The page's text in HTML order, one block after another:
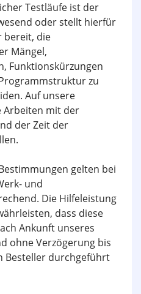
Testläufe ist der
oder stellt hierfür
bereit, die
Mängel,
Funktionskürzungen
zu
Auf unsere
Arbeiten mit der
der Zeit der
gelten bei
und
Die Hilfeleistung
dass diese
Ankunft unseres
ohne Verzögerung bis
Besteller durchgeführt